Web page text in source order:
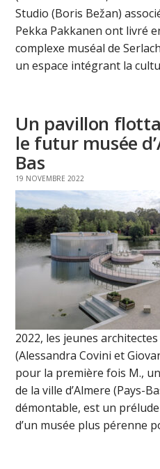
Studio (Boris Bežan)
Pekka Pakkanen ont livré
complexe muséal de
un espace intégrant la
Un pavillon
le futur musée
Bas
19 NOVEMBRE 2022
2022, les jeunes
(Alessandra Covini et
pour la première fois M.,
de la ville d’Almere (Pays-
démontable, est un
d’un musée plus pérenne